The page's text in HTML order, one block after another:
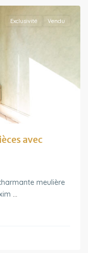
Exclusivité Vendu
avec
meulière
...